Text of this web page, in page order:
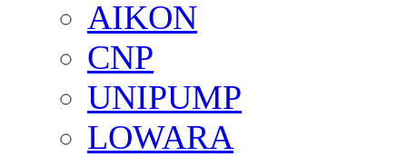
AIKON
CNP
UNIPUMP
LOWARA